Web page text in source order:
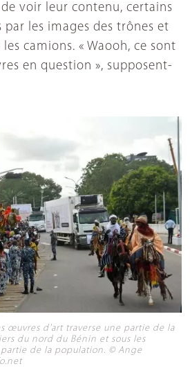
voir leur contenu, certains
par les images des trônes et
camions. « Waooh, ce sont
en question », supposent-
œuvres d'art traverse une partie de la
du nord du Bénin et sous les
de la population. © Ange